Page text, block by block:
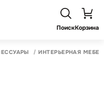
ПоискКорзина
ИНТЕРЬЕРНАЯ